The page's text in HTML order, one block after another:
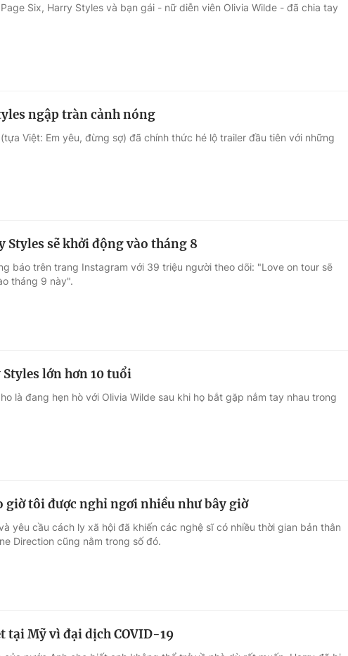
Six, Harry Styles và bạn gái - nữ diễn viên Olivia Wilde - đã chia tay
ngập tràn cảnh nóng
(tựa Việt: Em yêu, đừng sợ) đã chính thức hé lộ trailer đầu tiên với những
Styles sẽ khởi động vào tháng 8
báo trên trang Instagram với 39 triệu người theo dõi: "Love on tour sẽ
tháng 9 này".
lớn hơn 10 tuổi
là đang hẹn hò với Olivia Wilde sau khi họ bắt gặp nắm tay nhau trong
giờ tôi được nghỉ ngơi nhiều như bây giờ
yêu cầu cách ly xã hội đã khiến các nghệ sĩ có nhiều thời gian bản thân
Direction cũng nằm trong số đó.
tại Mỹ vì đại dịch COVID-19